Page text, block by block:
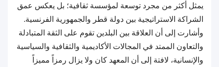
يمثل أكثر من مجرد توسعة لمؤسسة ثقافية؛ بل يعكس عمق
الشراكة الاستراتيجية بين دولة قطر والجمهورية الفرنسية.
وأشارت إلى أن العلاقة بين البلدين تقوم على الثقة المتبادلة
والتعاون الممتد في المجالات الأكاديمية والثقافية والسياسية
والإنسانية، لافتة إلى أن المعهد كان ولا يزال رمزاً مميزاً